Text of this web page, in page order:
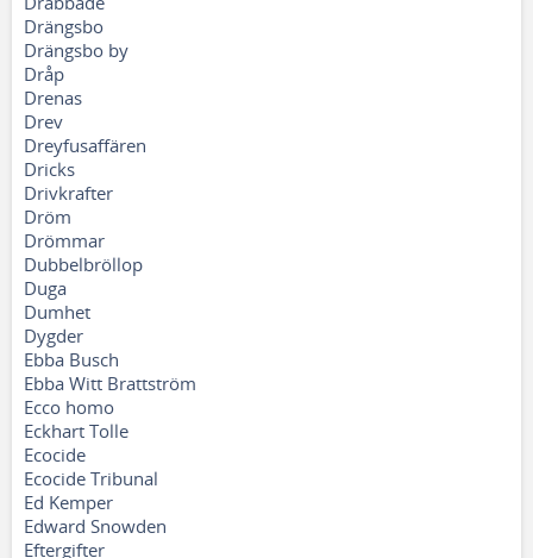
Drängsbo
Drängsbo by
Dråp
Drenas
Drev
Dreyfusaffären
Dricks
Drivkrafter
Dröm
Drömmar
Dubbelbröllop
Duga
Dumhet
Dygder
Ebba Busch
Ebba Witt Brattström
Ecco homo
Eckhart Tolle
Ecocide
Ecocide Tribunal
Ed Kemper
Edward Snowden
Eftergifter